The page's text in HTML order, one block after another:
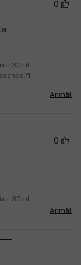
0
30ml
Anmäl
0
30ml
Anmäl